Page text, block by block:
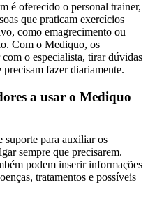
é oferecido o personal trainer,
que praticam exercícios
como emagrecimento ou
Com o Mediquo, os
o especialista, tirar dúvidas
fazer diariamente.
a usar o Mediquo
suporte para auxiliar os
sempre que precisarem.
podem inserir informações
tratamentos e possíveis